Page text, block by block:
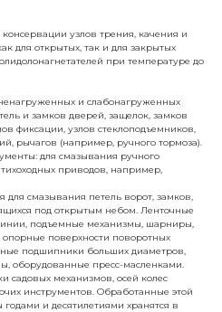
узлов трения, качения и
для открытых, так и для закрытых
при температуре до
и слабонагруженных
и замков дверей, защелок, замков
фиксации, узлов стеклоподъемников,
рычагов (например, ручного тормоза).
для смазывания ручного
приводов, например,
смазывания петель ворот, замков,
под открытым небом. Ленточные
подъемные механизмы, шарниры,
опорные поверхности поворотных
подшипники больших диаметров,
оборудованные пресс-масленками.
садовых механизмов, осей колес
инструментов. Обработанные этой
и десятилетиями хранятся в